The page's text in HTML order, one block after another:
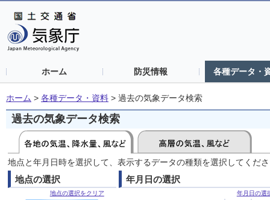
ホーム 防災情報 各種データ・
ホーム > 各種データ・資料 > 過去の気象データ検索
過去の気象データ検索
地点と年月日時を選択して、表示するデータの種類を選択してくだ
地点の選択
地点の選択をクリア
年月日の選択
年月日の選